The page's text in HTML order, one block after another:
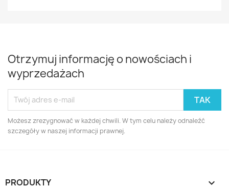
Otrzymuj informację o nowościach i
wyprzedażach
Możesz zrezygnować w każdej chwili. W tym celu należy odnaleźć
szczegóły w naszej informacji prawnej.
PRODUKTY 